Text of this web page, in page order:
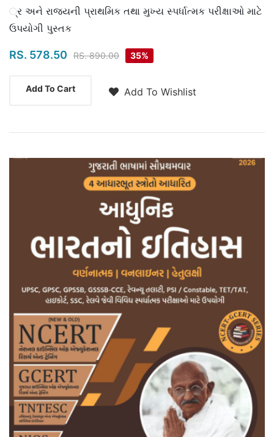
Highlights
્ર અને રાજ્યની પ્રાથમિક તથા મુખ્ય સ્પર્ધાત્મક પરીક્ષાઓ માટે
ઉપયોગી પુસ્તક
RS. 578.50 RS. 890.00 35%
Add To Cart Add To Wishlist